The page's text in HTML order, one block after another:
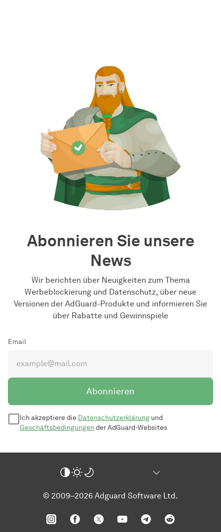
Abonnieren Sie unsere
News
Wir berichten über Neuigkeiten zum Thema
Werbeblockierung und Datenschutz, über neue
Versionen der AdGuard-Produkte und informieren Sie
über Rabatte und Gewinnspiele
Email
Abonnieren
Ich akzeptiere die Datenschutzerklärung und
Geschäftsbedingungen der AdGuard-Websites
© 2009–2026 Adguard Software Ltd.